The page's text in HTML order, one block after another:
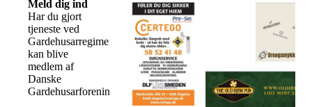
Meld dig ind
Har du gjort
tjeneste ved
Gardehusarregimentet
kan blive
medlem af
Danske
Gardehusarforeninger?